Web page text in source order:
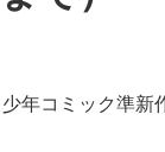
年コミック準新